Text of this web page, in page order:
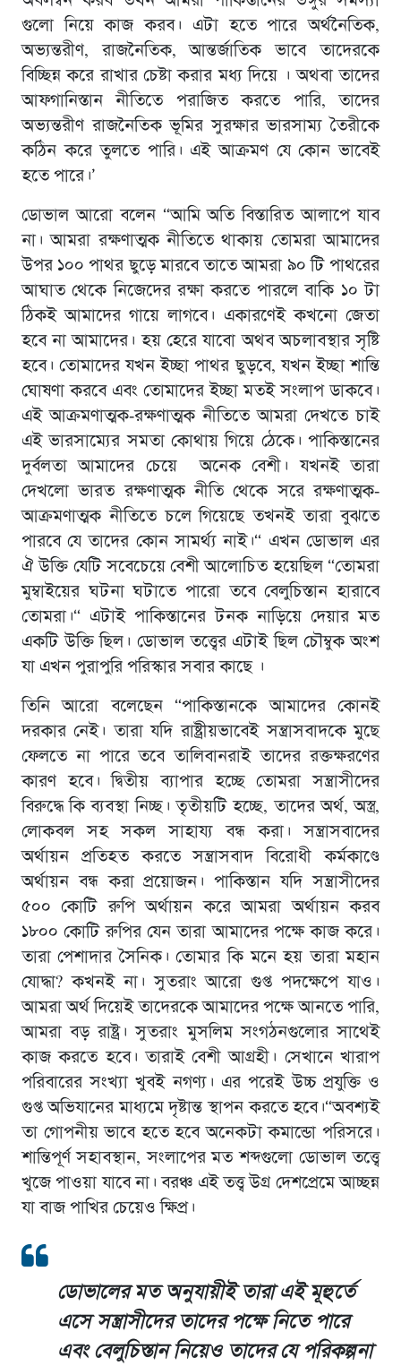
গুলো নিয়ে কাজ করব। এটা হতে পারে অর্থনৈতিক,
অভ্যন্তরীণ, রাজনৈতিক, আন্তর্জাতিক ভাবে তাদেরকে
বিচ্ছিন্ন করে রাখার চেষ্টা করার মধ্য দিয়ে । অথবা তাদের
আফগানিস্তান নীতিতে পরাজিত করতে পারি, তাদের
অভ্যন্তরীণ রাজনৈতিক ভূমির সুরক্ষার ভারসাম্য তৈরীকে
কঠিন করে তুলতে পারি। এই আক্রমণ যে কোন ভাবেই
হতে পারে।’
ডোভাল আরো বলেন “আমি অতি বিস্তারিত আলাপে যাব
না। আমরা রক্ষণাত্মক নীতিতে থাকায় তোমরা আমাদের
উপর ১০০ পাথর ছুড়ে মারবে তাতে আমরা ৯০ টি পাথরের
আঘাত থেকে নিজেদের রক্ষা করতে পারলে বাকি ১০ টা
ঠিকই আমাদের গায়ে লাগবে। একারণেই কখনো জেতা
হবে না আমাদের। হয় হেরে যাবো অথব অচলাবস্থার সৃষ্টি
হবে। তোমাদের যখন ইচ্ছা পাথর ছুড়বে, যখন ইচ্ছা শান্তি
ঘোষণা করবে এবং তোমাদের ইচ্ছা মতই সংলাপ ডাকবে।
এই আক্রমণাত্মক-রক্ষণাত্মক নীতিতে আমরা দেখতে চাই
এই ভারসাম্যের সমতা কোথায় গিয়ে ঠেকে। পাকিস্তানের
দুর্বলতা আমাদের চেয়ে অনেক বেশী। যখনই তারা
দেখলো ভারত রক্ষণাত্মক নীতি থেকে সরে রক্ষণাত্মক-
আক্রমণাত্মক নীতিতে চলে গিয়েছে তখনই তারা বুঝতে
পারবে যে তাদের কোন সামর্থ্য নাই।“ এখন ডোভাল এর
ঐ উক্তি যেটি সবেচেয়ে বেশী আলোচিত হয়েছিল “তোমরা
মুম্বাইয়ের ঘটনা ঘটাতে পারো তবে বেলুচিস্তান হারাবে
তোমরা।“ এটাই পাকিস্তানের টনক নাড়িয়ে দেয়ার মত
একটি উক্তি ছিল। ডোভাল তত্ত্বের এটাই ছিল চৌম্বুক অংশ
যা এখন পুরাপুরি পরিস্কার সবার কাছে ।
তিনি আরো বলেছেন “পাকিস্তানকে আমাদের কোনই
দরকার নেই। তারা যদি রাষ্ট্রীয়ভাবেই সন্ত্রাসবাদকে মুছে
ফেলতে না পারে তবে তালিবানরাই তাদের রক্তক্ষরণের
কারণ হবে। দ্বিতীয় ব্যাপার হচ্ছে তোমরা সন্ত্রাসীদের
বিরুদ্ধে কি ব্যবস্থা নিচ্ছ। তৃতীয়টি হচ্ছে, তাদের অর্থ, অস্ত্র,
লোকবল সহ সকল সাহায্য বন্ধ করা। সন্ত্রাসবাদের
অর্থায়ন প্রতিহত করতে সন্ত্রাসবাদ বিরোধী কর্মকাণ্ডে
অর্থায়ন বন্ধ করা প্রয়োজন। পাকিস্তান যদি সন্ত্রাসীদের
৫০০ কোটি রুপি অর্থায়ন করে আমরা অর্থায়ন করব
১৮০০ কোটি রুপির যেন তারা আমাদের পক্ষে কাজ করে।
তারা পেশাদার সৈনিক। তোমার কি মনে হয় তারা মহান
যোদ্ধা? কখনই না। সুতরাং আরো গুপ্ত পদক্ষেপে যাও।
আমরা অর্থ দিয়েই তাদেরকে আমাদের পক্ষে আনতে পারি,
আমরা বড় রাষ্ট্র। সুতরাং মুসলিম সংগঠনগুলোর সাথেই
কাজ করতে হবে। তারাই বেশী আগ্রহী। সেখানে খারাপ
পরিবারের সংখ্যা খুবই নগণ্য। এর পরেই উচ্চ প্রযুক্তি ও
গুপ্ত অভিযানের মাধ্যমে দৃষ্টান্ত স্থাপন করতে হবে।“অবশ্যই
তা গোপনীয় ভাবে হতে হবে অনেকটা কমান্ডো পরিসরে।
শান্তিপূর্ণ সহাবস্থান, সংলাপের মত শব্দগুলো ডোভাল তত্ত্বে
খুজে পাওয়া যাবে না। বরঞ্চ এই তত্ত্ব উগ্র দেশপ্রেমে আচ্ছন্ন
যা বাজ পাখির চেয়েও ক্ষিপ্র।
ডোভালের মত অনুযায়ীই তারা এই মূহুর্তে
এসে সন্ত্রাসীদের তাদের পক্ষে নিতে পারে
এবং বেলুচিস্তান নিয়েও তাদের যে পরিকল্পনা